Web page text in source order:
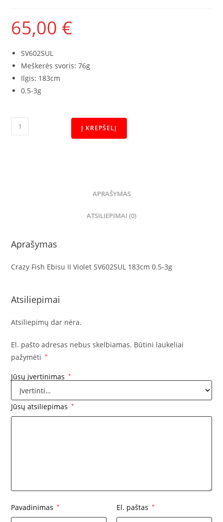
65,00 €
SV602SUL
Meškerės svoris: 76g
Ilgis: 183cm
0.5-3g
Į KREPŠELĮ
APRAŠYMAS
ATSILIEPIMAI (0)
Aprašymas
Crazy Fish Ebisu II Violet SV602SUL 183cm 0.5-3g
Atsiliepimai
Atsiliepimų dar nėra.
El. pašto adresas nebus skelbiamas. Būtini laukeliai
pažymėti
*
Jūsų įvertinimas *
Jūsų atsiliepimas *
Pavadinimas * El. paštas *